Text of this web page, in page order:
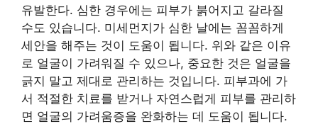
유발한다. 심한 경우에는 피부가 붉어지고 갈라질
수도 있습니다. 미세먼지가 심한 날에는 꼼꼼하게
세안을 해주는 것이 도움이 됩니다. 위와 같은 이유
로 얼굴이 가려워질 수 있으나, 중요한 것은 얼굴을
긁지 말고 제대로 관리하는 것입니다. 피부과에 가
서 적절한 치료를 받거나 자연스럽게 피부를 관리하
면 얼굴의 가려움증을 완화하는 데 도움이 됩니다.